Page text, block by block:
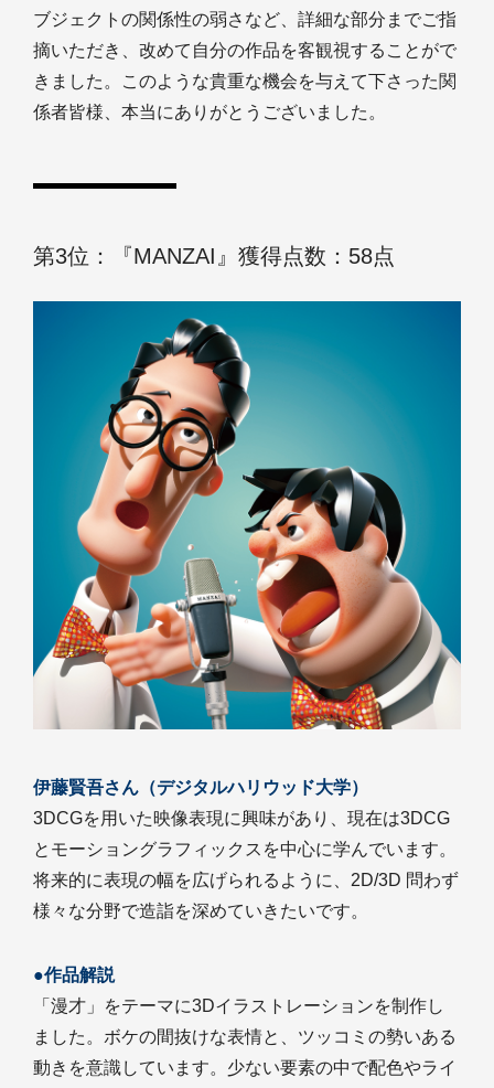
ブジェクトの関係性の弱さなど、詳細な部分までご指
摘いただき、改めて自分の作品を客観視することがで
きました。このような貴重な機会を与えて下さった関
係者皆様、本当にありがとうございました。
第3位：『MANZAI』獲得点数：58点
伊藤賢吾さん（デジタルハリウッド大学）
3DCGを用いた映像表現に興味があり、現在は3DCG
とモーショングラフィックスを中心に学んでいます。
将来的に表現の幅を広げられるように、2D/3D 問わず
様々な分野で造詣を深めていきたいです。
●作品解説
「漫才」をテーマに3Dイラストレーションを制作し
ました。ボケの間抜けな表情と、ツッコミの勢いある
動きを意識しています。少ない要素の中で配色やライ